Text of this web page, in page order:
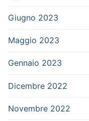
Giugno 2023
Maggio 2023
Gennaio 2023
Dicembre 2022
Novembre 2022